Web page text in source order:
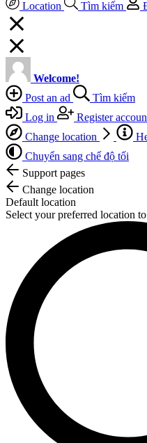
Location
Tìm kiếm
Welcome!
Post an ad
Tìm kiếm
Log in
Register
Change location
Chuyển sang chế độ tối
Support pages
Change location
Default location
Select your preferred location